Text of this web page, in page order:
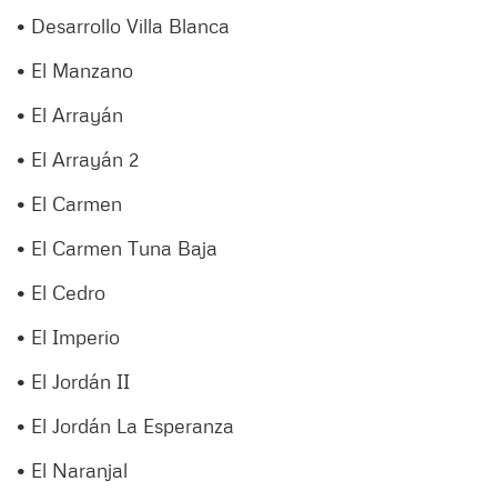
• Desarrollo Villa Blanca
• El Manzano
• El Arrayán
• El Arrayán 2
• El Carmen
• El Carmen Tuna Baja
• El Cedro
• El Imperio
• El Jordán II
• El Jordán La Esperanza
• El Naranjal